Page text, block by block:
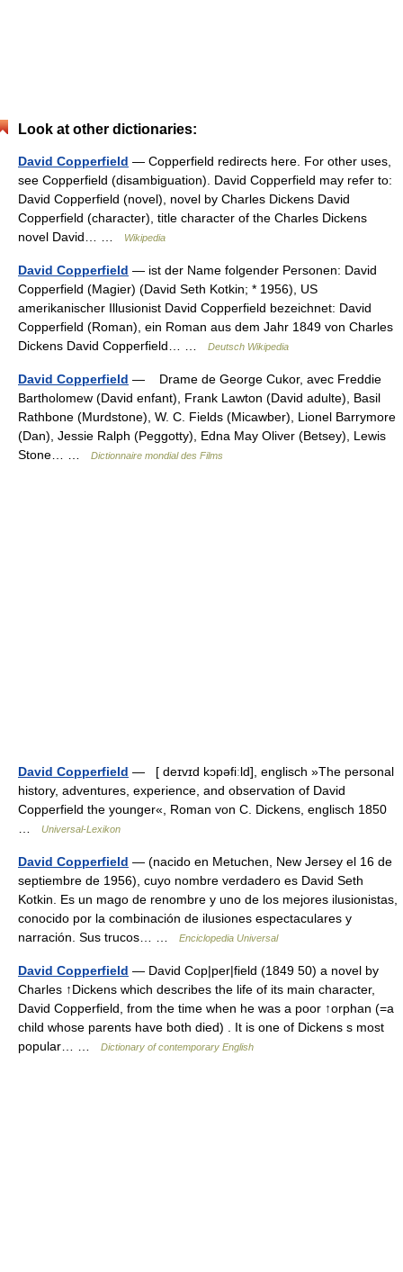
Look at other dictionaries:
David Copperfield — Copperfield redirects here. For other uses,
see Copperfield (disambiguation). David Copperfield may refer to:
David Copperfield (novel), novel by Charles Dickens David
Copperfield (character), title character of the Charles Dickens
novel David… …
Wikipedia
David Copperfield — ist der Name folgender Personen: David
Copperfield (Magier) (David Seth Kotkin; * 1956), US
amerikanischer Illusionist David Copperfield bezeichnet: David
Copperfield (Roman), ein Roman aus dem Jahr 1849 von Charles
Dickens David Copperfield… …
Deutsch Wikipedia
David Copperfield — Drame de George Cukor, avec Freddie
Bartholomew (David enfant), Frank Lawton (David adulte), Basil
Rathbone (Murdstone), W. C. Fields (Micawber), Lionel Barrymore
(Dan), Jessie Ralph (Peggotty), Edna May Oliver (Betsey), Lewis
Stone… …
Dictionnaire mondial des Films
David Copperfield — [ deɪvɪd kɔpəfiːld], englisch »The personal
history, adventures, experience, and observation of David
Copperfield the younger«, Roman von C. Dickens, englisch 1850
Universal-Lexikon
David Copperfield — (nacido en Metuchen, New Jersey el 16 de
septiembre de 1956), cuyo nombre verdadero es David Seth
Kotkin. Es un mago de renombre y uno de los mejores ilusionistas,
conocido por la combinación de ilusiones espectaculares y
narración. Sus trucos… …
Enciclopedia Universal
David Copperfield — David Cop|per|field (1849 50) a novel by
Charles ↑Dickens which describes the life of its main character,
David Copperfield, from the time when he was a poor ↑orphan (=a
child whose parents have both died) . It is one of Dickens s most
popular… …
Dictionary of contemporary English